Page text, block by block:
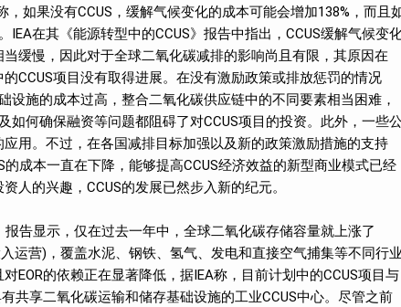
如果没有CCUS，缓解气候变化的成本可能会增加138%，而且
在其《能源转型中的CCUS》报告中指出，CCUS缓解气候变
缓慢，因此对于全球二氧化碳减排的影响尚且有限，其原因在
CCUS项目没有取得进展。在没有激励政策或排放惩罚的情况
设施的成本过高，整合二氧化碳供应链中的不同要素相当困难，
如何确保融资等问题都阻碍了对CCUS项目的投资。此外，一些公
用。不过，在各国减排目标加强以及新的政策激励措施的支持
成本一直在下降，能够提高CCUS经济效益的新型商业模式已经
人的兴趣，CCUS的发展已然步入新的纪元。
告显示，仅在过去一年中，全球二氧化碳存储容量就上涨了
运营)，覆盖水泥、钢铁、氢气、发电和直接空气捕集等不同行业
EOR的依赖正在显著降低，据IEA称，目前计划中的CCUS项目与
共享二氧化碳运输和储存基础设施的工业CCUS中心。尽管之前